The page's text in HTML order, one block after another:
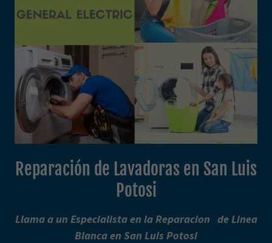
Reparación de Lavadoras en San Luis
Potosi
Llama a un Especialista en la Reparacion de Linea
Blanca en San Luis Potosi